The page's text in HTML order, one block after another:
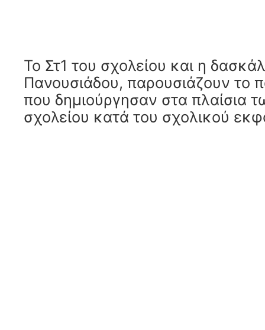
Το Στ1 του σχολείου και η
Πανουσιάδου, παρουσιάζουν το
που δημιούργησαν στα πλαίσια
σχολείου κατά του σχολικού